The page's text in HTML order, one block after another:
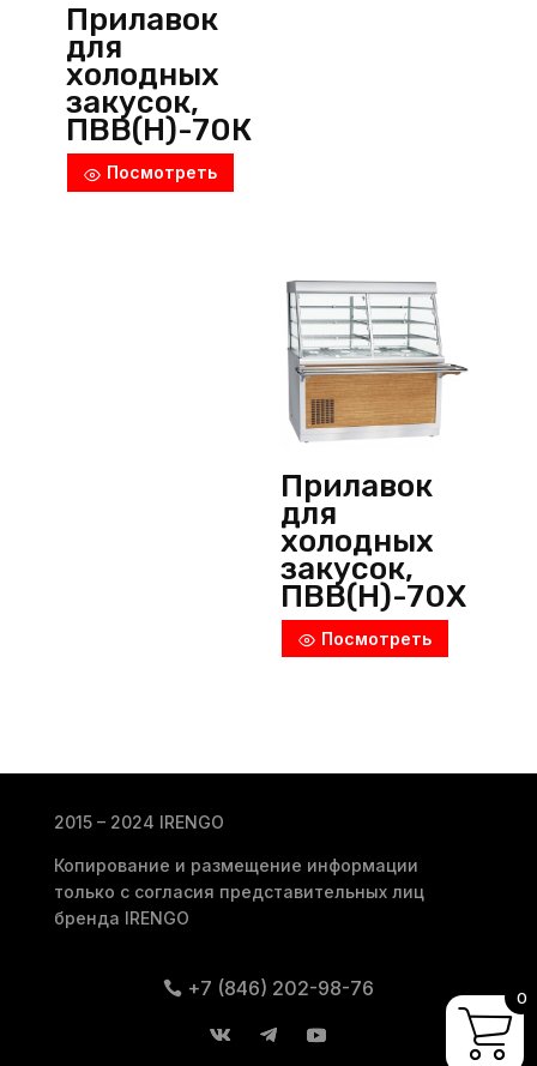
Прилавок
для
холодных
закусок,
ПВВ(Н)-70К
М-С-03-
НШ, Abat
Посмотреть
Прилавок
для
холодных
закусок,
ПВВ(Н)-70Х
-С-01-НШ,
AbatПосмотреть
2015 – 2024 IRENGO
Копирование и размещение информации
только с согласия представительных лиц
бренда IRENGO
+7 (846) 202-98-76 0